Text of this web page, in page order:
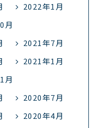
2022年1月
月
2021年7月
2021年1月
月
2020年7月
2020年4月